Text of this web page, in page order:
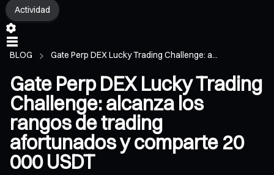
Actividad
BLOG Gate Perp DEX Lucky Trading Challenge: a...
Gate Perp DEX Lucky Trading
Challenge: alcanza los
rangos de trading
afortunados y comparte 20
000 USDT